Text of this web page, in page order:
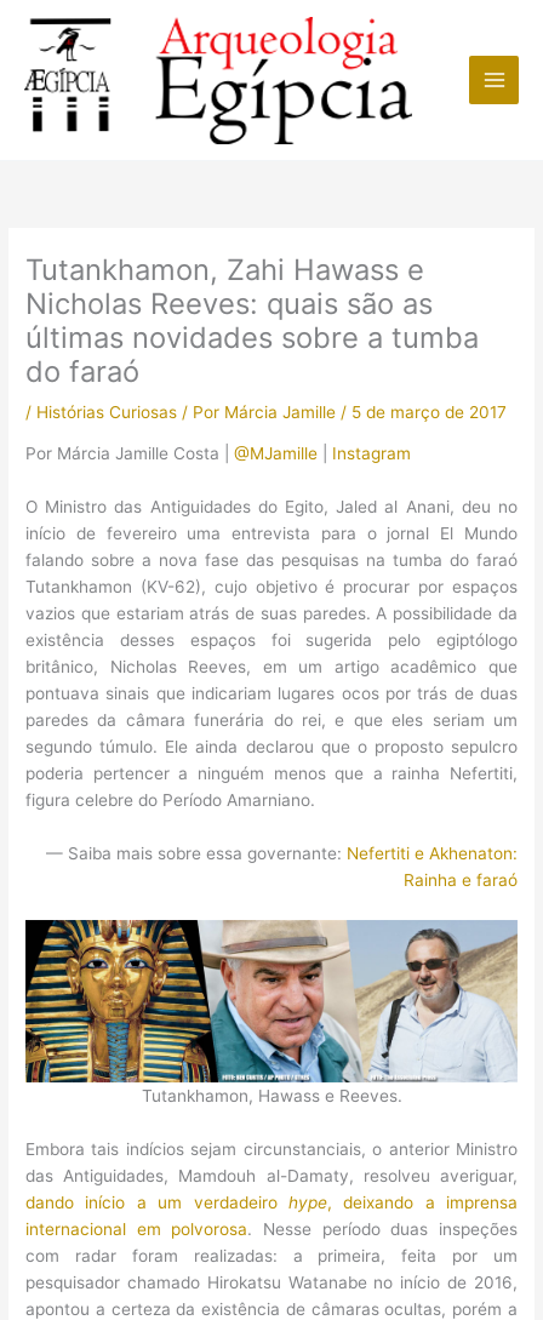
conteúdo
Tutankhamon, Zahi Hawass e
Nicholas Reeves: quais são as
últimas novidades sobre a tumba
do faraó
/ Histórias Curiosas / Por Márcia Jamille / 5 de março de 2017
Por Márcia Jamille Costa |@MJamille Instagram
O Ministro das Antiguidades do Egito, Jaled al Anani, deu no
início de fevereiro uma entrevista para o jornal El Mundo
falando sobre a nova fase das pesquisas na tumba do faraó
Tutankhamon (KV-62), cujo objetivo é procurar por espaços
vazios que estariam atrás de suas paredes. A possibilidade da
existência desses espaços foi sugerida pelo egiptólogo
britânico, Nicholas Reeves, em um artigo acadêmico que
pontuava sinais que indicariam lugares ocos por trás de duas
paredes da câmara funerária do rei, e que eles seriam um
segundo túmulo. Ele ainda declarou que o proposto sepulcro
poderia pertencer a ninguém menos que a rainha Nefertiti,
figura celebre do Período Amarniano.
— Saiba mais sobre essa governante: Nefertiti e Akhenaton:
Rainha e faraó
Tutankhamon, Hawass e Reeves.
Embora tais indícios sejam circunstanciais, o anterior Ministro
das Antiguidades, Mamdouh al-Damaty, resolveu averiguar,
dando início a um verdadeiro hype, deixando a imprensa
internacional em polvorosa. Nesse período duas inspeções
com radar foram realizadas: a primeira, feita por um
pesquisador chamado Hirokatsu Watanabe no início de 2016,
apontou a certeza da existência de câmaras ocultas, porém a